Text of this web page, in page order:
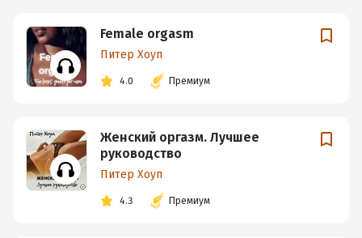
Female orgasm
Питер Хоуп
4.0 Премиум
Женский оргазм. Лучшее
руководство
Питер Хоуп
4.3 Премиум